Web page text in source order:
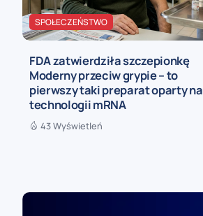
SPOŁECZEŃSTWO
FDA zatwierdziła szczepionkę
Moderny przeciw grypie – to
pierwszy taki preparat oparty na
technologii mRNA
43 Wyświetleń